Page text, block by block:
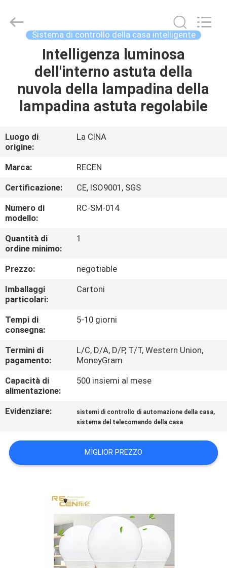
PRODOTTI
NOI
GIRO
DELLA
FABBRICA
CONTROLLO
DI
QUALITÀ
CONTATTICI
RICHIEDA
UNA
CITAZIONE
DEL
SITO
PRIVACY
Chengdu
Recen
Technology
Sistema di controllo della casa intelligente
Intelligenza luminosa
dell'interno astuta della
nuvola della lampadina della
lampadina astuta regolabile
Luogo di
origine:
La CINA
Marca:
RECEN
Certificazione:
CE, ISO9001, SGS
Numero di
modello:
RC-SM-014
Quantità di
ordine minimo:
1
Prezzo:
negotiable
Imballaggi
particolari:
Cartoni
Tempi di
consegna:
5-10 giorni
Termini di
pagamento:
L/C, D/A, D/P, T/T, Western Union,
MoneyGram
Capacità di
alimentazione:
500 insiemi al mese
Evidenziare: sistemi di controllo di automazione della casa,
sistema del telecomando della casa
MIGLIOR PREZZO